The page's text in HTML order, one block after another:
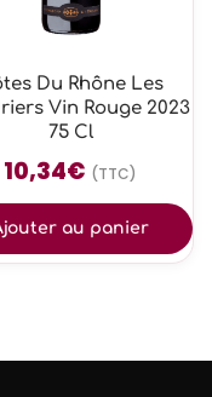
Du Rhône Les
Vin Rouge 2023
75 Cl
10,34€ (TTC)
au panier